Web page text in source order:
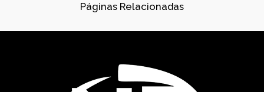
Páginas Relacionadas